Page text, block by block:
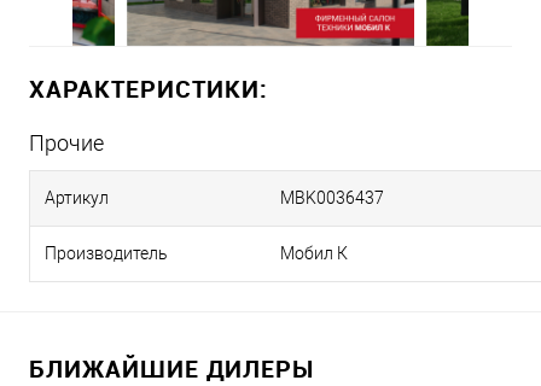
ХАРАКТЕРИСТИКИ:
Прочие
Артикул MBK0036437
Производитель Мобил К
БЛИЖАЙШИЕ ДИЛЕРЫ